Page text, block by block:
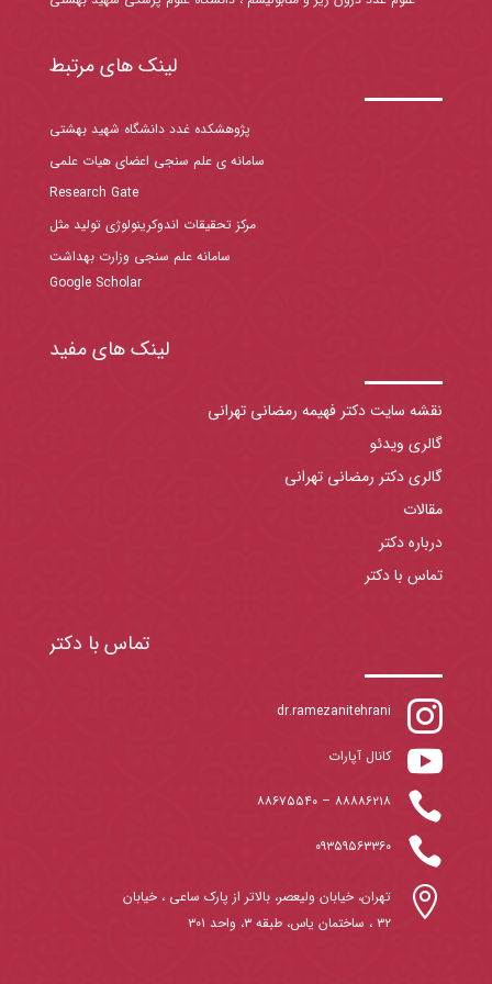
لینک های مرتبط
پژوهشکده غدد دانشگاه شهید بهشتی
سامانه ی علم سنجی اعضای هیات علمی
Research Gate
مرکز تحقیقات اندوکرینولوژی تولید مثل
سامانه علم سنجی وزارت بهداشت
Google Scholar
لینک های مفید
نقشه سایت دکتر فهیمه رمضانی تهرانی
گالری ویدئو
گالری دکتر رمضانی تهرانی
مقالات
درباره دکتر
تماس با دکتر
تماس با دکتر

dr.ramezanitehrani
 کانال آپارات
 ۸۸۸۸۶۲۱۸– ۸۸۶۷۵۵۴۰
 ۰۹۳۵۹۵۶۳۳۶۰

تهران، خیابان ولیعصر، بالاتر از پارک ساعی ، خیابان
۳۲ ، ساختمان یاس، طبقه ۳، واحد ۳۰۱